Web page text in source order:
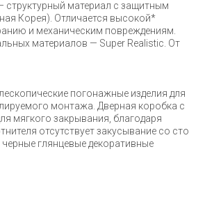
структурный материал с защитным
Корея). Отличается высокой*
и механическим повреждениям.
материалов — Super Realistic. От
погонажные изделия для
монтажа. Дверная коробка с
мягкого закрывания, благодаря
отсутствует закусывание со сто
глянцевые декоративные